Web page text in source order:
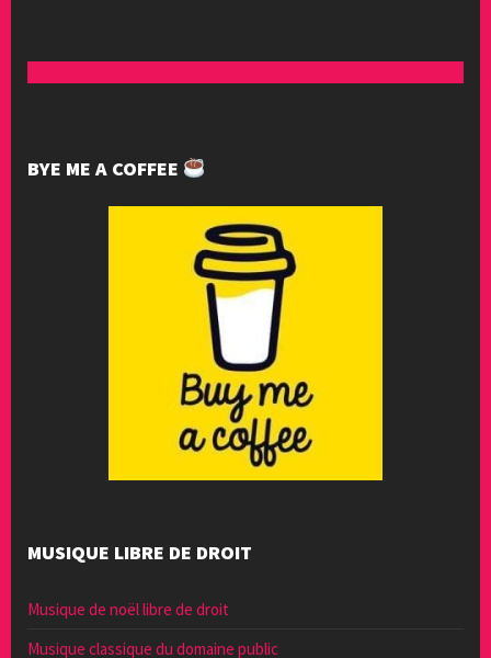
BYE ME A COFFEE
MUSIQUE LIBRE DE DROIT
Musique de noël libre de droit
Musique classique du domaine public